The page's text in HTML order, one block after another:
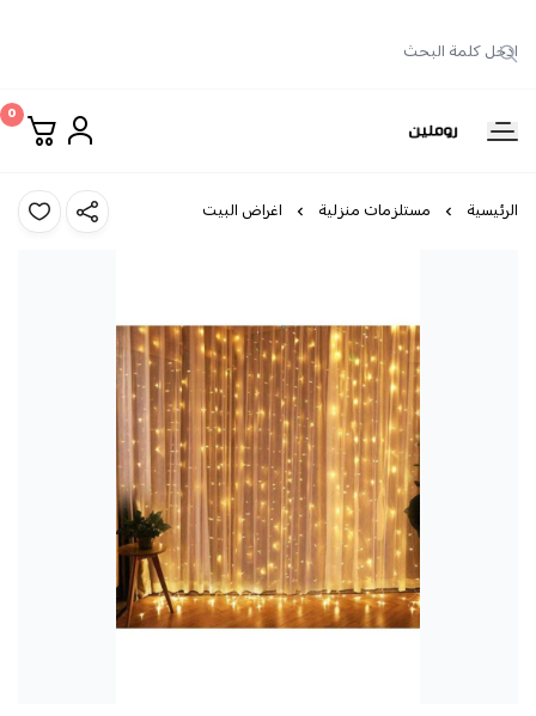
روملين
0
الرئيسية مستلزمات منزلية اغراض البيت